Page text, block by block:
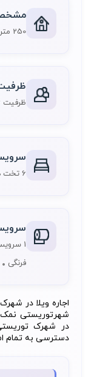
250 متر زیربنا
ظرفیت 6 نفر
6 تخت دو نفره
1 سرویس بهداشتی ایرانی
فرنگی
اجاره ویلا در
شهرتوریستی نمک
در شهرک
دسترسی به تمام